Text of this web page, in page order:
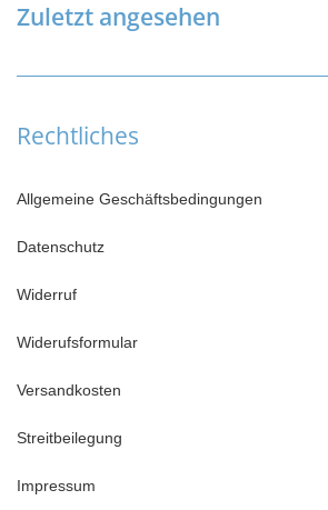
Zuletzt angesehen
Rechtliches
Allgemeine Geschäftsbedingungen
Datenschutz
Widerruf
Widerufsformular
Versandkosten
Streitbeilegung
Impressum